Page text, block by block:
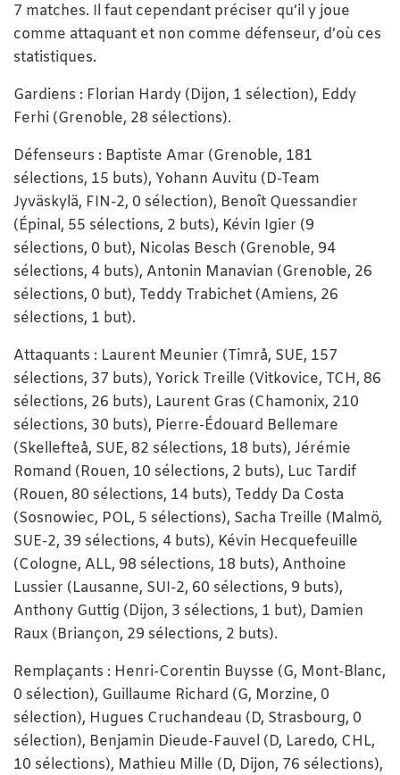
7 matches. Il faut cependant préciser qu’il y joue
comme attaquant et non comme défenseur, d’où ces
statistiques.
Gardiens : Florian Hardy (Dijon, 1 sélection), Eddy
Ferhi (Grenoble, 28 sélections).
Défenseurs : Baptiste Amar (Grenoble, 181
sélections, 15 buts), Yohann Auvitu (D-Team
Jyväskylä, FIN-2, 0 sélection), Benoît Quessandier
(Épinal, 55 sélections, 2 buts), Kévin Igier (9
sélections, 0 but), Nicolas Besch (Grenoble, 94
sélections, 4 buts), Antonin Manavian (Grenoble, 26
sélections, 0 but), Teddy Trabichet (Amiens, 26
sélections, 1 but).
Attaquants : Laurent Meunier (Timrå, SUE, 157
sélections, 37 buts), Yorick Treille (Vitkovice, TCH, 86
sélections, 26 buts), Laurent Gras (Chamonix, 210
sélections, 30 buts), Pierre-Édouard Bellemare
(Skellefteå, SUE, 82 sélections, 18 buts), Jérémie
Romand (Rouen, 10 sélections, 2 buts), Luc Tardif
(Rouen, 80 sélections, 14 buts), Teddy Da Costa
(Sosnowiec, POL, 5 sélections), Sacha Treille (Malmö,
SUE-2, 39 sélections, 4 buts), Kévin Hecquefeuille
(Cologne, ALL, 98 sélections, 18 buts), Anthoine
Lussier (Lausanne, SUI-2, 60 sélections, 9 buts),
Anthony Guttig (Dijon, 3 sélections, 1 but), Damien
Raux (Briançon, 29 sélections, 2 buts).
Remplaçants : Henri-Corentin Buysse (G, Mont-Blanc,
0 sélection), Guillaume Richard (G, Morzine, 0
sélection), Hugues Cruchandeau (D, Strasbourg, 0
sélection), Benjamin Dieude-Fauvel (D, Laredo, CHL,
10 sélections), Mathieu Mille (D, Dijon, 76 sélections),